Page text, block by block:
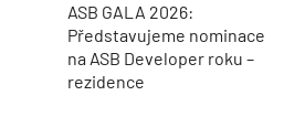
ASB GALA 2026:
Představujeme nominace
na ASB Developer roku –
rezidence